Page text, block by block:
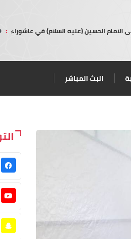
الامام الحسين (عليه السلام) في عاشوراء :
البث المباشر